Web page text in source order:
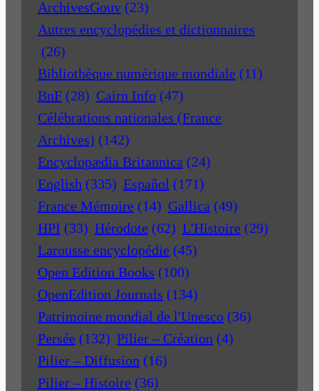
ArchivesGouv (23)
Autres encyclopédies et dictionnaires
(26)
Bibliothèque numérique mondiale (11)
BnF (28) Cairn Info (47)
Célébrations nationales (France
Archives) (142)
Encyclopædia Britannica (24)
English (335) Español (171)
France Mémoire (14) Gallica (49)
HPI (33) Hérodote (62) L'Histoire (29)
Larousse encyclopédie (45)
Open Edition Books (100)
OpenEdition Journals (134)
Patrimoine mondial de l'Unesco (36)
Persée (132) Pilier – Création (4)
Pilier – Diffusion (16)
Pilier – Histoire (36)